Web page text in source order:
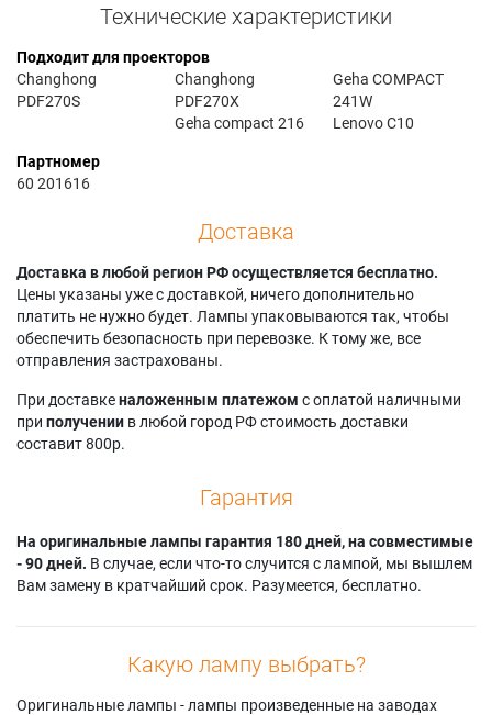
Технические характеристики
Подходит для проекторов
Changhong
PDF270S
Changhong
PDF270X
Geha compact 216
Geha COMPACT
241W
Lenovo C10
Партномер
60 201616
Доставка
Доставка в любой регион РФ осуществляется бесплатно.
Цены указаны уже с доставкой, ничего дополнительно
платить не нужно будет. Лампы упаковываются так, чтобы
обеспечить безопасность при перевозке. К тому же, все
отправления застрахованы.
При доставкеналоженным платежом с оплатой наличными
при получении в любой город РФ стоимость доставки
составит 800р.
Гарантия
На оригинальные лампы гарантия 180 дней, на совместимые
- 90 дней. В случае, если что-то случится с лампой, мы вышлем
Вам замену в кратчайший срок. Разумеется, бесплатно.
Какую лампу выбрать?
Оригинальные лампы - лампы произведенные на заводах